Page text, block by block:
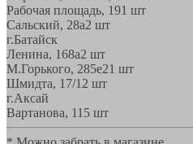
Рабочая площадь, 191 шт
Сальский, 28a2 шт
г.Батайск
Ленина, 168а2 шт
М.Горького, 285е21 шт
Шмидта, 17/1 2 шт
г.Аксай
Вартанова, 11 5 шт